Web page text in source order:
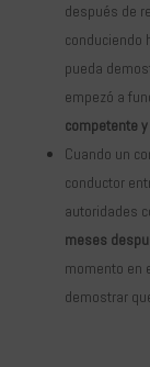
después de
conduciendo
pueda
empezó a
competente
Cuando un
conductor
autoridades
meses
momento en
demostrar